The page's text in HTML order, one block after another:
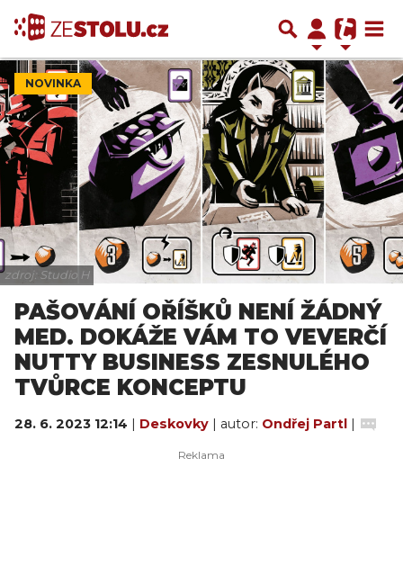
NOVINKA
zdroj: Studio H
PAŠOVÁNÍ OŘÍŠKŮ NENÍ ŽÁDNÝ
MED. DOKÁŽE VÁM TO VEVERČÍ
NUTTY BUSINESS ZESNULÉHO
TVŮRCE KONCEPTU
28. 6. 2023 12:14 | Deskovky | autor: Ondřej Partl |